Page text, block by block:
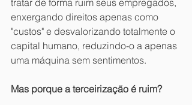
tratar de forma ruim seus empregados,
enxergando direitos apenas como
"custos" e desvalorizando totalmente o
capital humano, reduzindo-o a apenas
uma máquina sem sentimentos.
Mas porque a terceirização é ruim?